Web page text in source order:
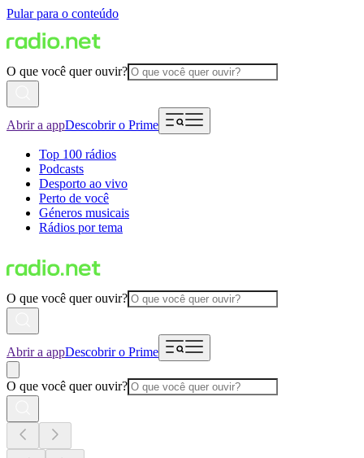
Pular para o conteúdo
O que você quer ouvir?
Abrir a appDescobrir o Prime
Top 100 rádios
Podcasts
Desporto ao vivo
Perto de você
Géneros musicais
Rádios por tema
O que você quer ouvir?
Abrir a appDescobrir o Prime
O que você quer ouvir?